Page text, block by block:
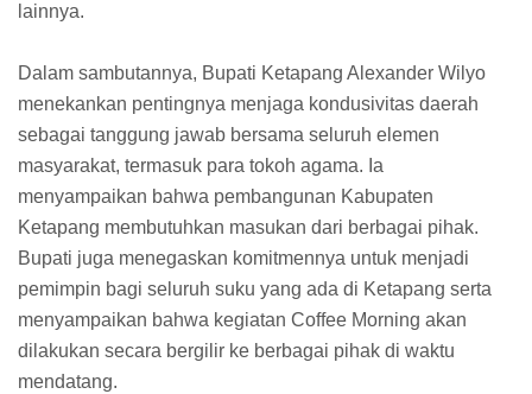
lainnya.
Dalam sambutannya, Bupati Ketapang Alexander Wilyo
menekankan pentingnya menjaga kondusivitas daerah
sebagai tanggung jawab bersama seluruh elemen
masyarakat, termasuk para tokoh agama. Ia
menyampaikan bahwa pembangunan Kabupaten
Ketapang membutuhkan masukan dari berbagai pihak.
Bupati juga menegaskan komitmennya untuk menjadi
pemimpin bagi seluruh suku yang ada di Ketapang serta
menyampaikan bahwa kegiatan Coffee Morning akan
dilakukan secara bergilir ke berbagai pihak di waktu
mendatang.